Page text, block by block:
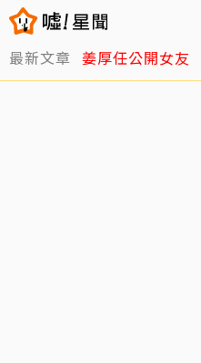
最新文章 姜厚任公開女友